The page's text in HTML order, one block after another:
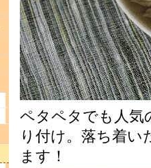
ペタペタでも人気
り付け。落ち着
ます！